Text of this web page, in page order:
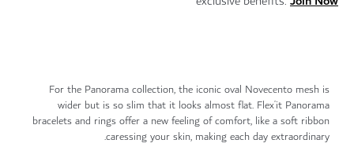
For the Panorama collection, the iconic oval Novecento mesh is
wider but is so slim that it looks almost flat. Flex’it Panorama
bracelets and rings offer a new feeling of comfort, like a soft ribbon
caressing your skin, making each day extraordinary.